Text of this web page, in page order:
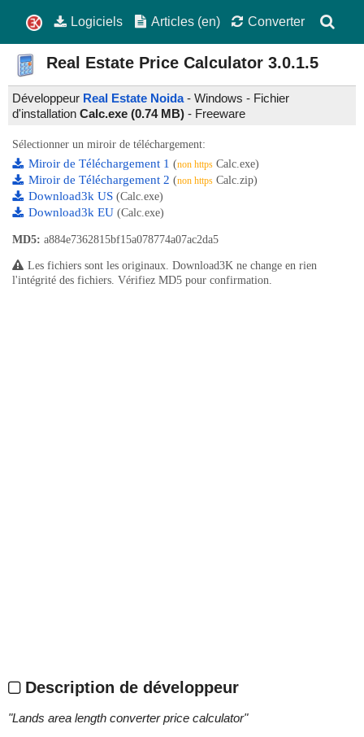
Logiciels Articles (en) Converter
Real Estate Price Calculator 3.0.1.5
Développeur Real Estate Noida- Windows - Fichier
d'installation Calc.exe (0.74 MB) - Freeware
Sélectionner un miroir de téléchargement:
Miroir de Téléchargement 1 (non https Calc.exe)
Miroir de Téléchargement 2 (non https Calc.zip)
Download3k US (Calc.exe)
Download3k EU (Calc.exe)
MD5: a884e7362815bf15a078774a07ac2da5
Les fichiers sont les originaux. Download3K ne change en rien
l'intégrité des fichiers. Vérifiez MD5 pour confirmation.
Description de développeur
"Lands area length converter price calculator"